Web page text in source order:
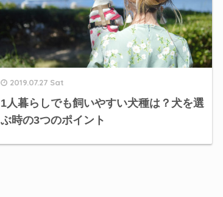
2019.07.27 Sat
1人暮らしでも飼いやすい犬種は？犬を選
ぶ時の3つのポイント